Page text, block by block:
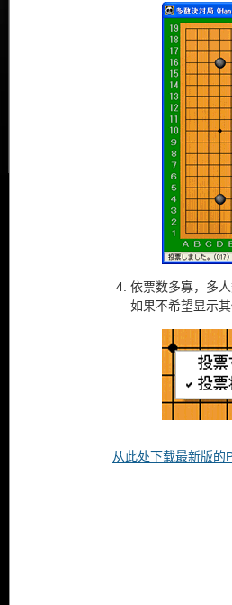
依票数多寡，多
如果不希望显示
从此处下载最新版的